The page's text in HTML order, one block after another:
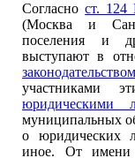
Согласност.
(Москва и
поселения и
выступают в
законодательством
участниками
юридическими
муниципальных
о юридических
иное. От имени